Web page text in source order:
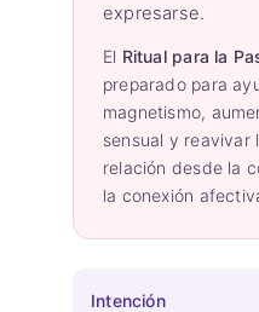
expresarse.
El Ritual para la
preparado para
magnetismo,
sensual y reavivar
relación desde la
la conexión
Intención